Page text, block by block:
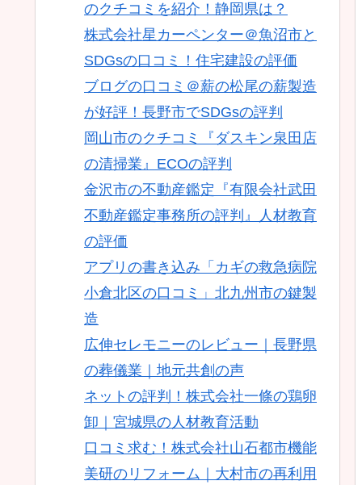
のクチコミを紹介！静岡県は？
株式会社星カーペンター＠魚沼市と
SDGsの口コミ！住宅建設の評価
ブログの口コミ＠薪の松尾の薪製造
が好評！長野市でSDGsの評判
岡山市のクチコミ『ダスキン泉田店
の清掃業』ECOの評判
金沢市の不動産鑑定『有限会社武田
不動産鑑定事務所の評判』人材教育
の評価
アプリの書き込み「カギの救急病院
小倉北区の口コミ」北九州市の鍵製
造
広伸セレモニーのレビュー｜長野県
の葬儀業｜地元共創の声
ネットの評判！株式会社一條の鶏卵
卸｜宮城県の人材教育活動
口コミ求む！株式会社山石都市機能
美研のリフォーム｜大村市の再利用